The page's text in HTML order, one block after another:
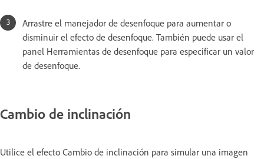
Arrastre el manejador de desenfoque para aumentar o
disminuir el efecto de desenfoque. También puede usar el
panel Herramientas de desenfoque para especificar un valor
de desenfoque.
Cambio de inclinación
Utilice el efecto Cambio de inclinación para simular una imagen